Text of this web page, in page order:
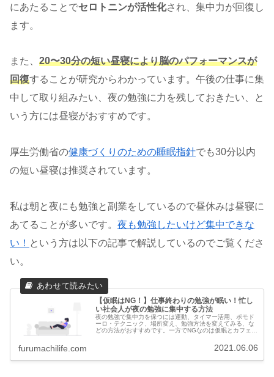
にあたることでセロトニンが活性化され、集中力が回復し
ます。
また、 20〜30分の短い昼寝により脳のパフォーマンスが
回復することが研究からわかっています。午後の仕事に集
中して取り組みたい、夜の勉強に力を残しておきたい、と
いう方には昼寝がおすすめです。
厚生労働省の健康づくりのための睡眠指針でも30分以内
の短い昼寝は推奨されています。
私は朝と夜にも勉強と副業をしているので昼休みは昼寝に
あてることが多いです。 夜も勉強したいけど集中できな
い！ という方は以下の記事で解説しているのでご覧くださ
い。
【仮眠はNG！】仕事終わりの勉強が眠い！忙し
い社会人が夜の勉強に集中する方法
夜の勉強で集中力を保つには運動、タイマー活用、ポモド
ーロ・テクニック、場所変え、勉強方法を変えてみる、な
どの方法がおすすめです。一方でNGなのは仮眠とカフェイ
furumachilife.com 2021.06.06